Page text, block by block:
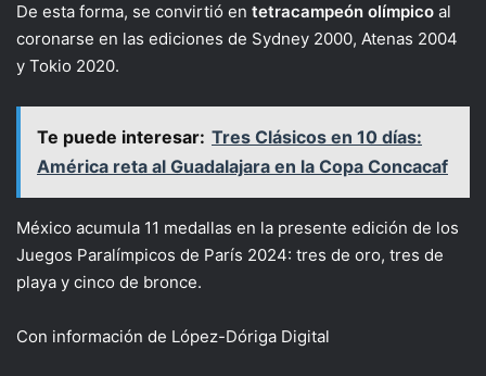
De esta forma, se convirtió en tetracampeón olímpico al
coronarse en las ediciones de Sydney 2000, Atenas 2004
y Tokio 2020.
Te puede interesar: Tres Clásicos en 10 días:
América reta al Guadalajara en la Copa Concacaf
México acumula 11 medallas en la presente edición de los
Juegos Paralímpicos de París 2024: tres de oro, tres de
playa y cinco de bronce.
Con información de López-Dóriga Digital